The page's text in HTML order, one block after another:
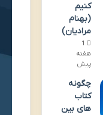
کنیم
(بهنام
مرادیان)
1
هفته
پیش
چگونه
کتاب
های بین